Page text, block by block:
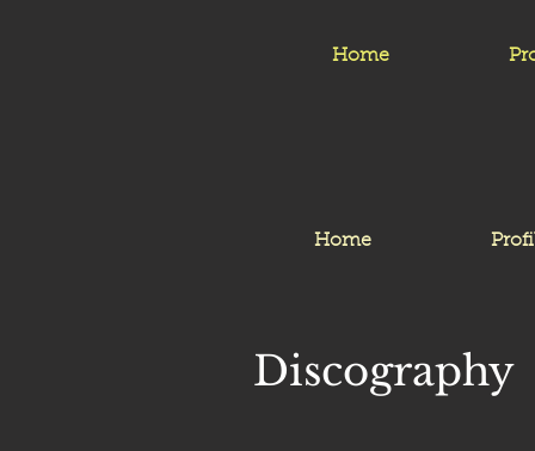
Home
Home
​Discography